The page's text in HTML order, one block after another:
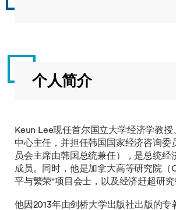
个人简介
Keun Lee现任首尔国立大学经济学教
中心主任，并担任韩国国家经济咨询委
员会主席由韩国总统兼任），是总统经
成员。同时，他是加拿大高等研究院（
平与繁荣"项目会士，以及经济赶超研究
他因2013年由剑桥大学出版社出版的专